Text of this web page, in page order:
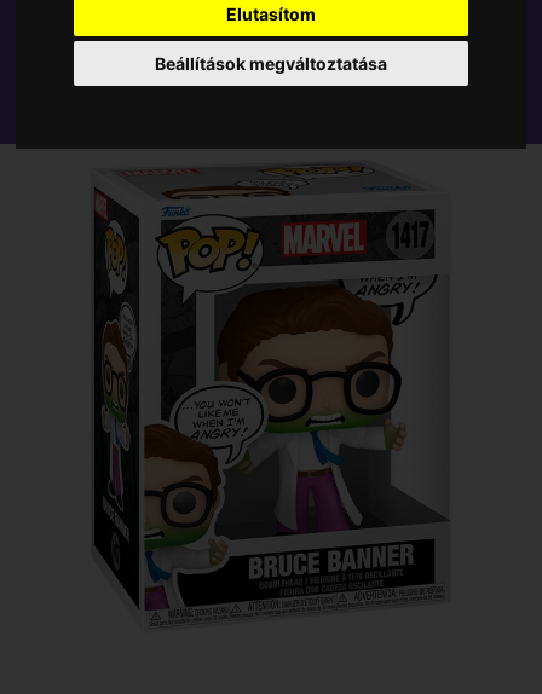
Elutasítom
Beállítások megváltoztatása